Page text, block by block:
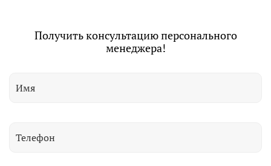
Получить консультацию персонального
менеджера!